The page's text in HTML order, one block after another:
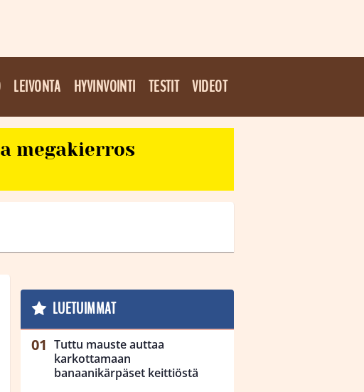
LEIVONTA HYVINVOINTI TESTIT VIDEOT
megakierros
LUETUIMMAT
Tuttu mauste auttaa
karkottamaan
banaanikärpäset keittiöstä